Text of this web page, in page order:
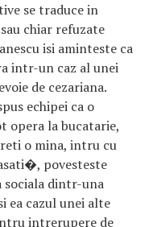
se traduce in
chiar refuzate
isi aminteste ca
intr-un caz al unei
de cezariana.
echipei ca o
opera la bucatarie,
o mina, intru cu
povesteste
sociala dintr-una
ea cazul unei alte
intrerupere de